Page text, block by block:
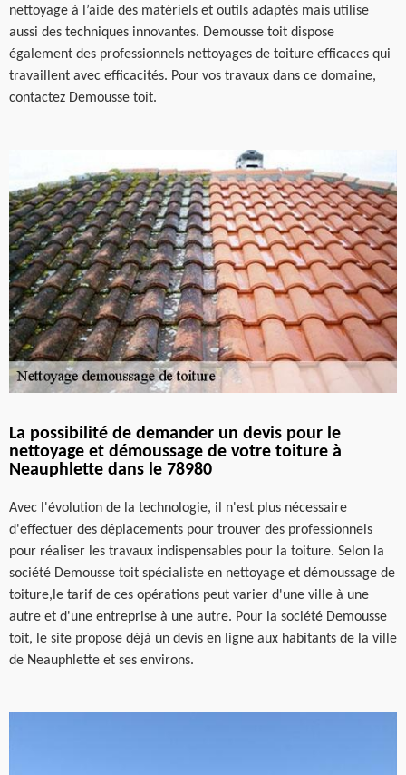
nettoyage à l’aide des matériels et outils adaptés mais utilise
aussi des techniques innovantes. Demousse toit dispose
également des professionnels nettoyages de toiture efficaces qui
travaillent avec efficacités. Pour vos travaux dans ce domaine,
contactez Demousse toit.
La possibilité de demander un devis pour le
nettoyage et démoussage de votre toiture à
Neauphlette dans le 78980
Avec l'évolution de la technologie, il n'est plus nécessaire
d'effectuer des déplacements pour trouver des professionnels
pour réaliser les travaux indispensables pour la toiture. Selon la
société Demousse toit spécialiste en nettoyage et démoussage de
toiture,le tarif de ces opérations peut varier d'une ville à une
autre et d'une entreprise à une autre. Pour la société Demousse
toit, le site propose déjà un devis en ligne aux habitants de la ville
de Neauphlette et ses environs.